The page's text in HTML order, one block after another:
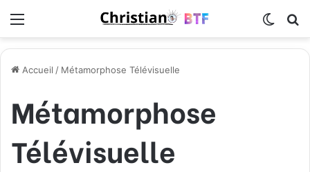
Accueil / Métamorphose Télévisuelle
Métamorphose
Télévisuelle